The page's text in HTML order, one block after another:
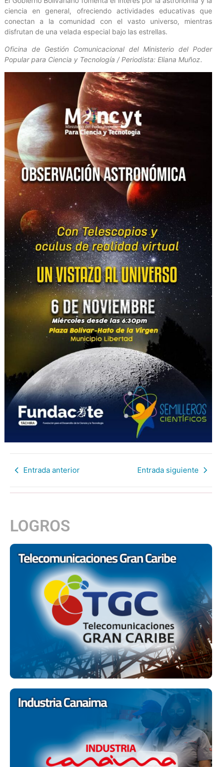
ciencia en general, ofreciendo actividades educativas que
conectan a la comunidad con el vasto universo, mientras
disfrutan de una velada especial bajo las estrellas.
Oficina de Gestión Comunicacional del Ministerio del Poder
Popular para Ciencia y Tecnología / Periodista: Eliana Muñoz.
Entrada anterior Entrada siguiente
LOGROS